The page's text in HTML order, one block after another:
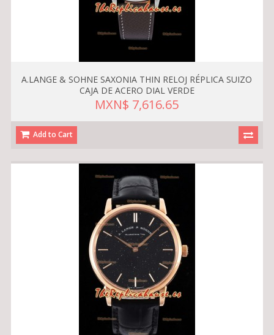
A.LANGE & SOHNE SAXONIA THIN RELOJ RÉPLICA SUIZO
CAJA DE ACERO DIAL VERDE
MXN$ 7,616.65
Add to Cart